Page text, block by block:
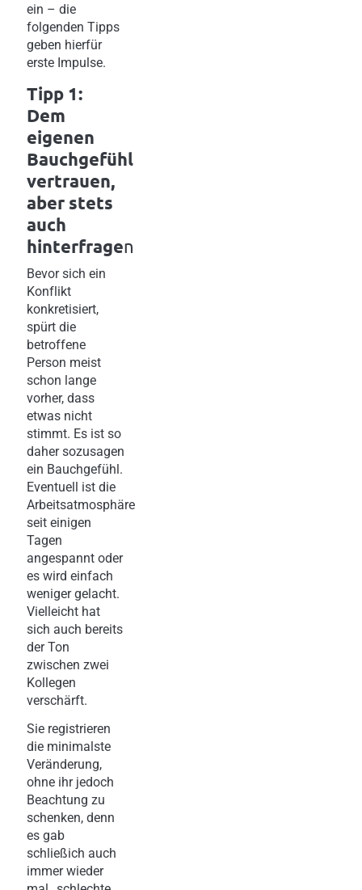
ein – die
folgenden Tipps
geben hierfür
erste Impulse.
Tipp 1:
Dem
eigenen
Bauchgefühl
vertrauen,
aber stets
auch
hinterfragen
Bevor sich ein
Konflikt
konkretisiert,
spürt die
betroffene
Person meist
schon lange
vorher, dass
etwas nicht
stimmt. Es ist so
daher sozusagen
ein Bauchgefühl.
Eventuell ist die
Arbeitsatmosphäre
seit einigen
Tagen
angespannt oder
es wird einfach
weniger gelacht.
Vielleicht hat
sich auch bereits
der Ton
zwischen zwei
Kollegen
verschärft.
Sie registrieren
die minimalste
Veränderung,
ohne ihr jedoch
Beachtung zu
schenken, denn
es gab
schließich auch
immer wieder